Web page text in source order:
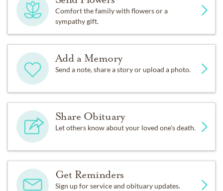
Comfort the family with flowers or a
sympathy gift.
Add a Memory
Send a note, share a story or upload a photo.
Share Obituary
Let others know about your loved one's death.
Get Reminders
Sign up for service and obituary updates.